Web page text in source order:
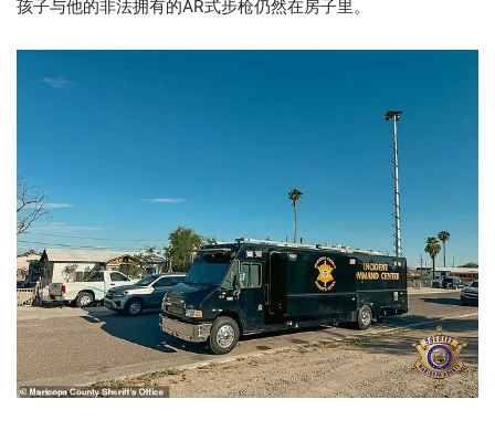
孩子与他的非法拥有的AR式步枪仍然在房子里。